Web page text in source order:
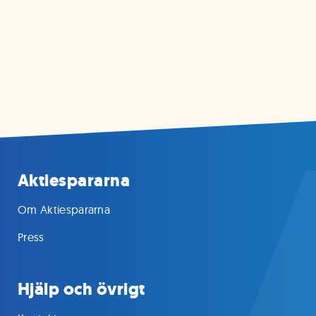
Aktiespararna
Om Aktiespararna
Press
Hjälp och övrigt